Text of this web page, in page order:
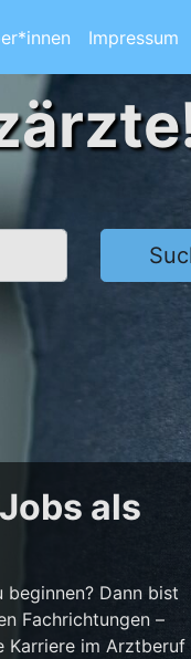
Impressum
als
Dann bist
Fachrichtungen –
Karriere im Arztberuf